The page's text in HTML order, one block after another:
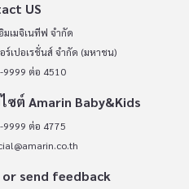
US
มเมจิเนทีฟ จำกัด
ร์เปอเรชั่นส์ จำกัด (มหาชน)
9999 ต่อ 4510
ต์ Amarin Baby&Kids
9999 ต่อ 4775
send feedback